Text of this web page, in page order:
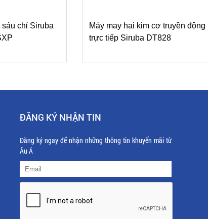
sáu chỉ Siruba
Máy may hai kim cơ truyền động
trực tiếp Siruba DT828
ĐĂNG KÝ NHẬN TIN
Đăng ký ngay để nhận những thông tin khuyến mãi từ
Âu Á